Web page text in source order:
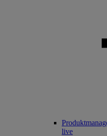
live